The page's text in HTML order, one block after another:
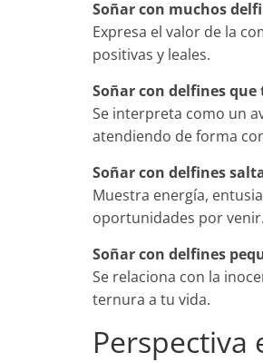
Soñar con muchos
Expresa el valor de la
positivas y leales.
Soñar con delfines que
Se interpreta como un
atendiendo de forma
Soñar con delfines
Muestra energía,
oportunidades por venir.
Soñar con delfines
Se relaciona con la
ternura a tu vida.